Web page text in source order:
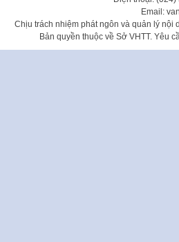
Email:
Chịu trách nhiệm phát ngôn và quản lý nội
Bản quyền thuộc về Sở VHTT. Yêu